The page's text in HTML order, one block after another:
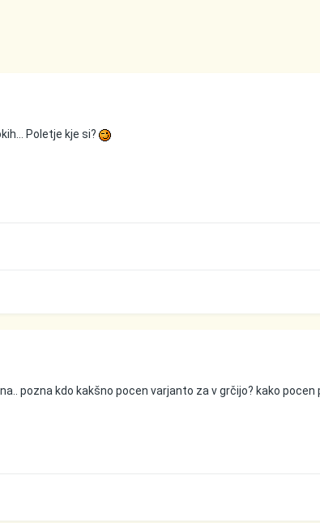
Poletje kje si?
pozna kdo kakšno pocen varjanto za v grčijo? kako pocen